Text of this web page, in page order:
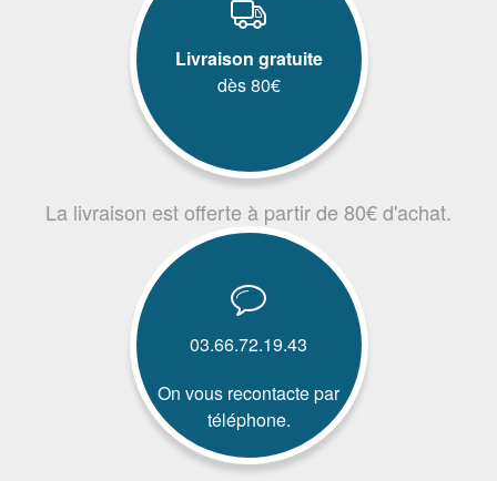
Livraison gratuite
dès 80€
La livraison est offerte à partir de 80€ d'achat.
03.66.72.19.43
On vous recontacte par
téléphone.